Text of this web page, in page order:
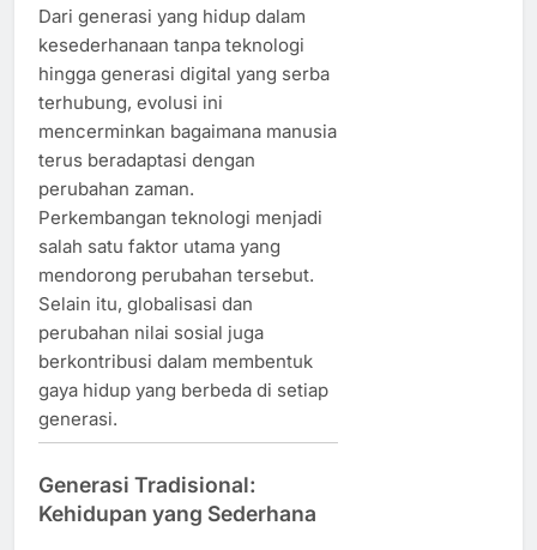
Dari generasi yang hidup dalam
kesederhanaan tanpa teknologi
hingga generasi digital yang serba
terhubung, evolusi ini
mencerminkan bagaimana manusia
terus beradaptasi dengan
perubahan zaman.
Perkembangan teknologi menjadi
salah satu faktor utama yang
mendorong perubahan tersebut.
Selain itu, globalisasi dan
perubahan nilai sosial juga
berkontribusi dalam membentuk
gaya hidup yang berbeda di setiap
generasi.
Generasi Tradisional:
Kehidupan yang Sederhana